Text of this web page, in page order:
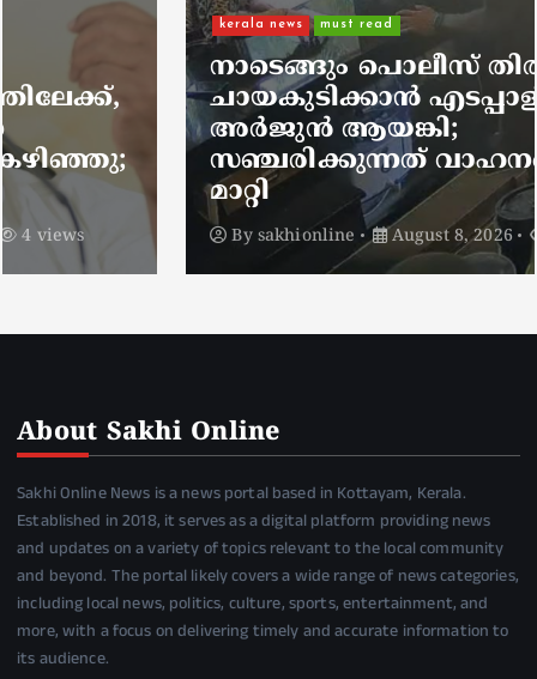
must read
നാടെങ്ങും പൊലീസ് തിരയുന്നു,
ചായകുടിക്കാൻ എടപ്പാളിലെത്തി
അർജുൻ ആയങ്കി;
സഞ്ചരിക്കുന്നത് വാഹനങ്ങൾ
മാറ്റി
By sakhionline August 8, 2026 6 views
About Sakhi Online
Sakhi Online News is a news portal based in Kottayam, Kerala.
Established in 2018, it serves as a digital platform providing news
and updates on a variety of topics relevant to the local community
and beyond. The portal likely covers a wide range of news categories,
including local news, politics, culture, sports, entertainment, and
more, with a focus on delivering timely and accurate information to
its audience.